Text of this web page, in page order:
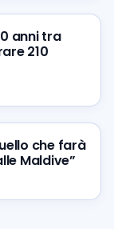
anni tra
210
che farà
Maldive”